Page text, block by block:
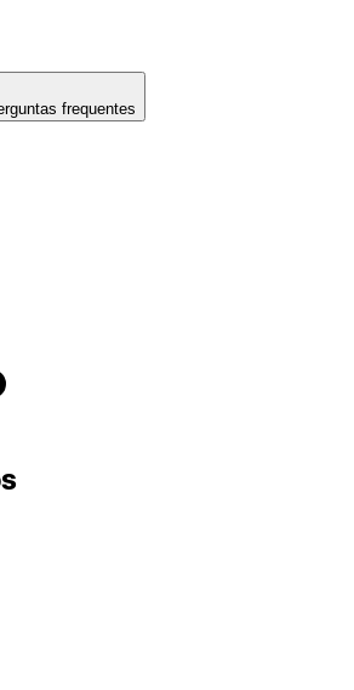
frequentes